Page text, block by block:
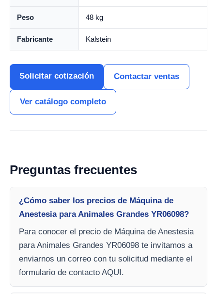
Peso 48 kg
Fabricante Kalstein
Solicitar cotización Contactar ventas
Ver catálogo completo
Preguntas frecuentes
¿Cómo saber los precios de Máquina de
Anestesia para Animales Grandes YR06098?
Para conocer el precio de Máquina de Anestesia
para Animales Grandes YR06098 te invitamos a
enviarnos un correo con tu solicitud mediante el
formulario de contacto AQUI.